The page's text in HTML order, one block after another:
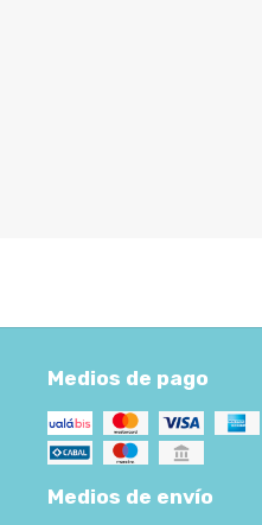
Medios de pago
Medios de envío